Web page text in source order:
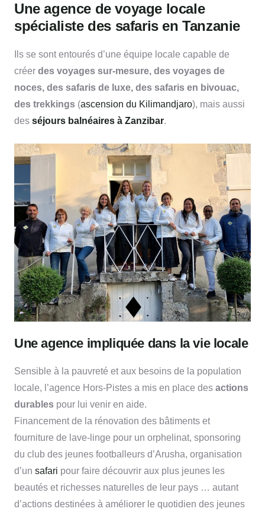
Une agence de voyage locale
spécialiste des safaris en Tanzanie
Ils se sont entourés d’une équipe locale capable de
créer des voyages sur-mesure, des voyages de
noces, des safaris de luxe, des safaris en bivouac,
des trekkings (ascension du Kilimandjaro), mais aussi
des séjours balnéaires à Zanzibar.
Une agence impliquée dans la vie locale
Sensible à la pauvreté et aux besoins de la population
locale, l’agence Hors-Pistes a mis en place des actions
durables pour lui venir en aide.
Financement de la rénovation des bâtiments et
fourniture de lave-linge pour un orphelinat, sponsoring
du club des jeunes footballeurs d’Arusha, organisation
d’un safari pour faire découvrir aux plus jeunes les
beautés et richesses naturelles de leur pays … autant
d’actions destinées à améliorer le quotidien des jeunes